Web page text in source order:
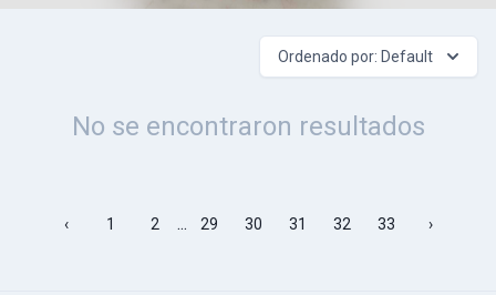
Ordenado por: Default
No se encontraron resultados
‹ 1 2 ... 29 30 31 32 33 ›